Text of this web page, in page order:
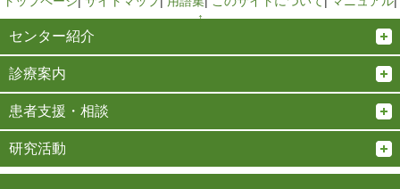
↑
センター紹介
診療案内
患者支援・相談
研究活動